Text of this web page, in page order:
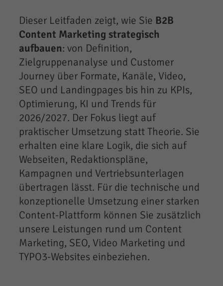
Dieser Leitfaden zeigt, wie Sie B2B
Content Marketing strategisch
aufbauen: von Definition,
Zielgruppenanalyse und Customer
Journey über Formate, Kanäle, Video,
SEO und Landingpages bis hin zu KPIs,
Optimierung, KI und Trends für
2026/2027. Der Fokus liegt auf
praktischer Umsetzung statt Theorie. Sie
erhalten eine klare Logik, die sich auf
Webseiten, Redaktionspläne,
Kampagnen und Vertriebsunterlagen
übertragen lässt. Für die technische und
konzeptionelle Umsetzung einer starken
Content-Plattform können Sie zusätzlich
unsere Leistungen rund um Content
Marketing, SEO, Video Marketing und
TYPO3-Websites einbeziehen.